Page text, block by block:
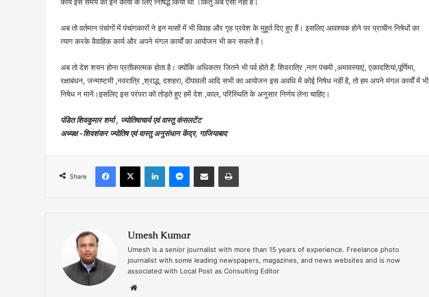
कार्य इस समय को इन कार्यों के लिए निषिद्ध किया था ।किंतु अब ऐसा नहीं है।
अब तो वर्तमान पंचांगों में पंचांगकारों ने इन मासों में भी विवाह और गृह प्रवेश के मुहूर्त दिए हुए हैं। इसलिए आवश्यक होने पर प्राचीन निषेधों का
त्याग करके वैवाहिक कार्य और अपने मंगल कार्यों का आयोजन भी कर सकते हैं।
अब तो देश शयन होना प्रतीकात्मक होता है। क्योंकि अधिकतर जितने भी पर्व होते हैं: शिवरात्रि ,नाग पंचमी ,अमावस्याए़ं, एकादशियां,पूर्णिमा,
रक्षाबंधन, जन्माष्टमी ,नवरात्रि ,श्राद्ध, दशहरा, दीपावली आदि सभी का आयोजन इस अवधि में कोई निषेध नहीं है, तो हम अपने मंगल कार्यों में भी
निषेध न मानें।इसलिए इस परंपरा को तोड़ते हुए हमें देश ,काल, परिस्थिति के अनुसार निर्णय लेना चाहिए।
पंडित शिवकुमार शर्मा , ज्योतिषाचार्य एवं वास्तु कंसलटेंट
अध्यक्ष -शिवशंकर ज्योतिष एवं वास्तु अनुसंधान केंद्र, गाजियाबाद
Share
Facebook
X LinkedInMessenger
Share via Email Print
Umesh Kumar
Umesh is a senior journalist with more than 15 years of experience. Freelance photo
journalist with some leading newspapers, magazines, and news websites and is now
associated with Local Post as Consulting Editor